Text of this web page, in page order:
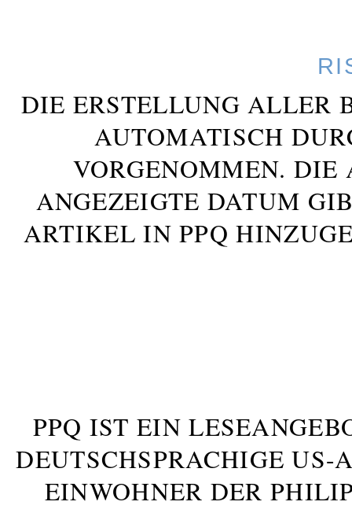
DIE ERSTELLUNG ALLER
AUTOMATISCH
VORGENOMMEN. DIE
ANGEZEIGTE DATUM
ARTIKEL IN PPQ
PPQ IST EIN
DEUTSCHSPRACHIGE US-
INWOHNER DER